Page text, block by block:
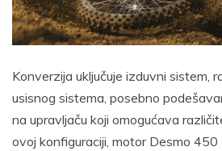
Konverzija uključuje izduvni sistem,
usisnog sistema, posebno
na upravljaču koji omogućava
ovoj konfiguraciji, motor Desmo 450